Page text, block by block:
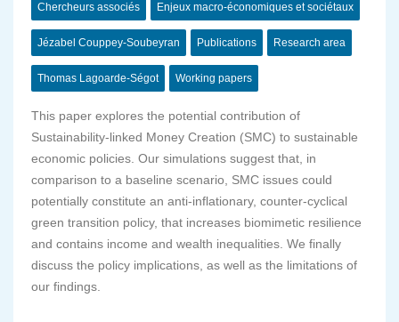
Chercheurs associés Enjeux macro-économiques et sociétaux
Jézabel Couppey-Soubeyran Publications Research area
Thomas Lagoarde-Ségot Working papers
This paper explores the potential contribution of
Sustainability-linked Money Creation (SMC) to sustainable
economic policies. Our simulations suggest that, in
comparison to a baseline scenario, SMC issues could
potentially constitute an anti-inflationary, counter-cyclical
green transition policy, that increases biomimetic resilience
and contains income and wealth inequalities. We finally
discuss the policy implications, as well as the limitations of
our findings.